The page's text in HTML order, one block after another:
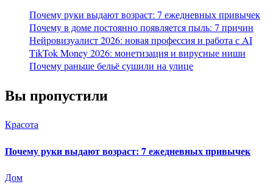
Почему руки выдают возраст: 7 ежедневных привычек
Почему в доме постоянно появляется пыль: 7 причин
Нейровизуалист 2026: новая профессия и работа с AI
TikTok Money 2026: монетизация и вирусные ниши
Почему раньше бельё сушили на улице
Вы пропустили
Красота
Почему руки выдают возраст: 7 ежедневных привычек
Дом